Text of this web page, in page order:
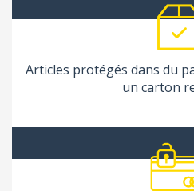
Articles protégés dans du
un carton